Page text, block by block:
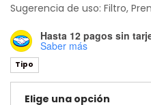
Sugerencia de uso: Filtro,
Hasta 12 pagos sin
Saber más
Tipo